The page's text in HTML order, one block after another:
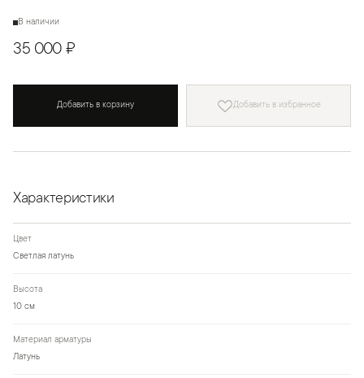
В наличии
35 000 ₽
Добавить в корзину Добавить в избранное
Характеристики
Цвет
Светлая латунь
Высота
10 см
Материал арматуры
Латунь